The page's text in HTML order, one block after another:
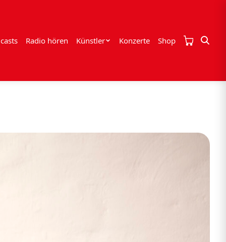
Radio hören Künstler Konzerte Shop